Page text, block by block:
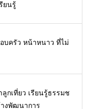
ยนรู้
บครัว หน้าหนาว ที่ไม่
กเที่ยว เรียนรู้ธรรมช
งพัฒนาการ